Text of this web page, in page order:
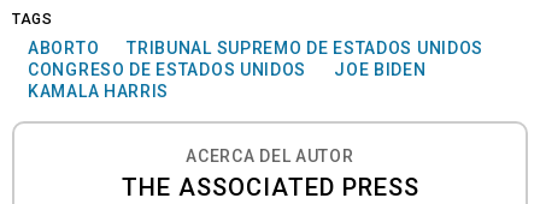
TAGS
ABORTO
TRIBUNAL SUPREMO DE ESTADOS UNIDOS
CONGRESO DE ESTADOS UNIDOS
JOE BIDEN
KAMALA HARRIS
ACERCA DEL AUTOR
THE ASSOCIATED PRESS